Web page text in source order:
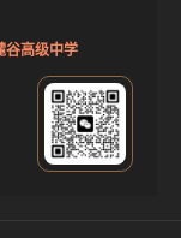
谷高级中学